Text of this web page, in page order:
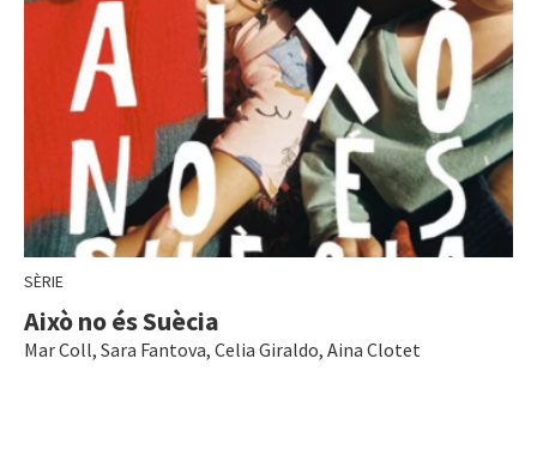
SÈRIE
Això no és Suècia
Mar Coll, Sara Fantova, Celia Giraldo, Aina Clotet